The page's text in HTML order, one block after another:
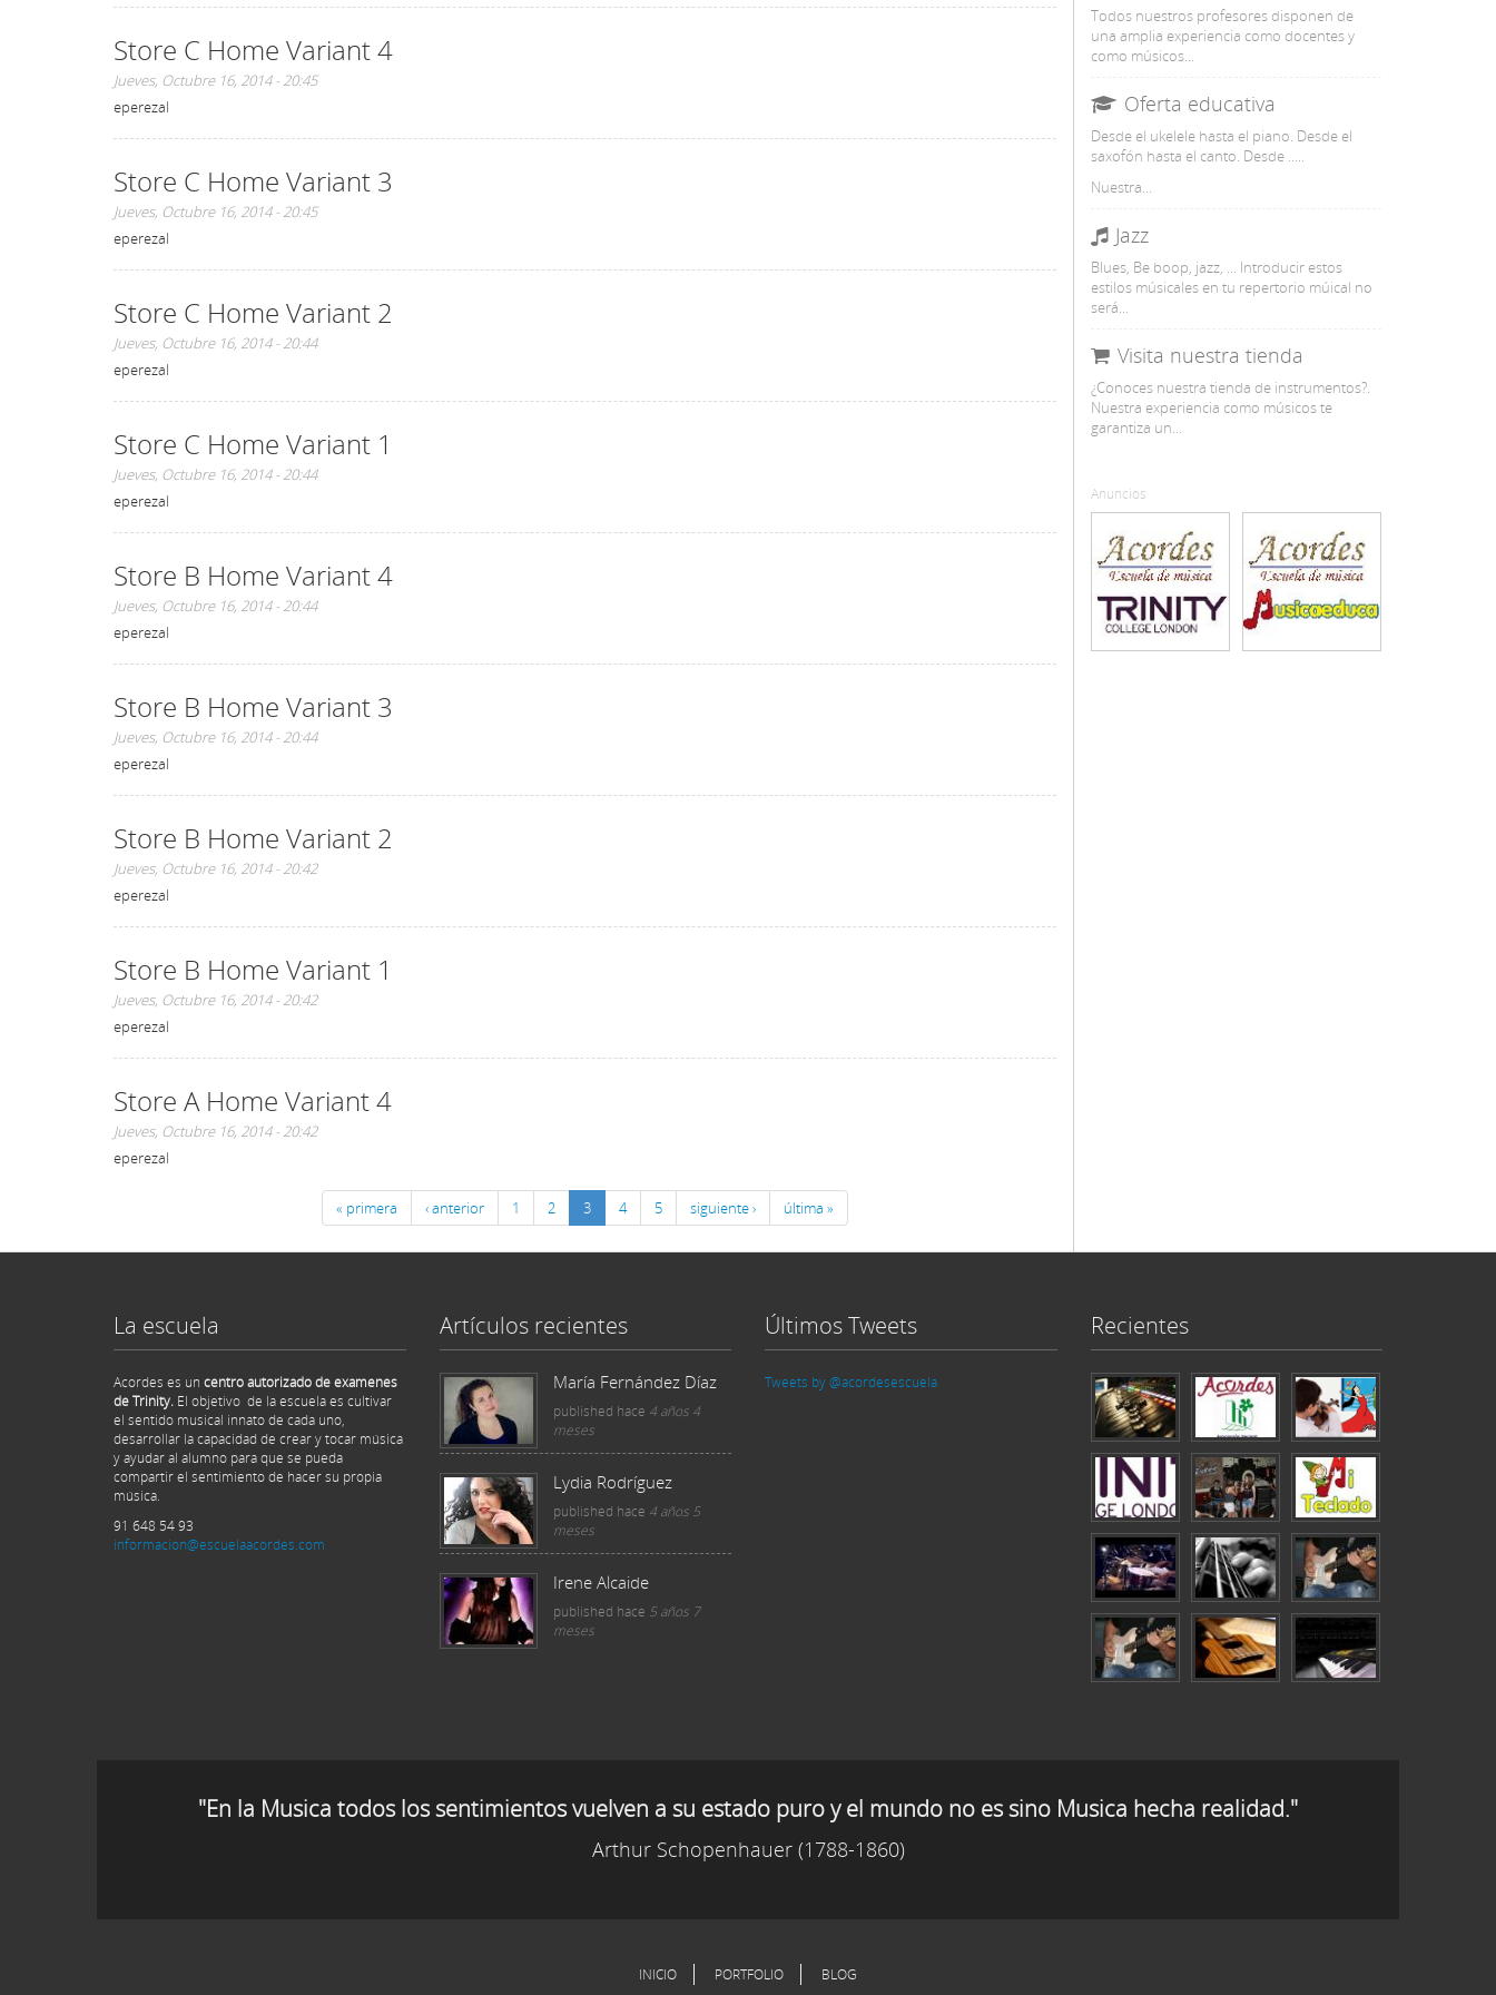
Store C Home Variant 4
Jueves, Octubre 16, 2014 - 20:45
eperezal
Store C Home Variant 3
Jueves, Octubre 16, 2014 - 20:45
eperezal
Store C Home Variant 2
Jueves, Octubre 16, 2014 - 20:44
eperezal
Store C Home Variant 1
Jueves, Octubre 16, 2014 - 20:44
eperezal
Store B Home Variant 4
Jueves, Octubre 16, 2014 - 20:44
eperezal
Store B Home Variant 3
Jueves, Octubre 16, 2014 - 20:44
eperezal
Store B Home Variant 2
Jueves, Octubre 16, 2014 - 20:42
eperezal
Store B Home Variant 1
Jueves, Octubre 16, 2014 - 20:42
eperezal
Store A Home Variant 4
Jueves, Octubre 16, 2014 - 20:42
eperezal
« primera ‹ anterior 1 2 3 4 5 siguiente › última »
Todos nuestros profesores disponen de
una amplia experiencia como docentes y
como músicos...
Oferta educativa
Desde el ukelele hasta el piano. Desde el
saxofón hasta el canto. Desde .....
Nuestra...
Jazz
Blues, Be boop, jazz, ... Introducir estos
estilos músicales en tu repertorio múical no
será...
Visita nuestra tienda
¿Conoces nuestra tienda de instrumentos?.
Nuestra experiencia como músicos te
garantiza un...
Anuncios
La escuela
Acordes es un centro autorizado de examenes
de Trinity. El objetivo de la escuela es cultivar
el sentido musical innato de cada uno,
desarrollar la capacidad de crear y tocar música
y ayudar al alumno para que se pueda
compartir el sentimiento de hacer su propia
música.
91 648 54 93
informacion@escuelaacordes.com
Artículos recientes
María Fernández Díaz
published hace 4 años 4
meses
Lydia Rodríguez
published hace 4 años 5
meses
Irene Alcaide
published hace 5 años 7
meses
Últimos Tweets
Tweets by @acordesescuela
Recientes
"En la Musica todos los sentimientos vuelven a su estado puro y el mundo no es sino Musica hecha realidad."
Arthur Schopenhauer (1788-1860)
INICIO PORTFOLIO BLOG